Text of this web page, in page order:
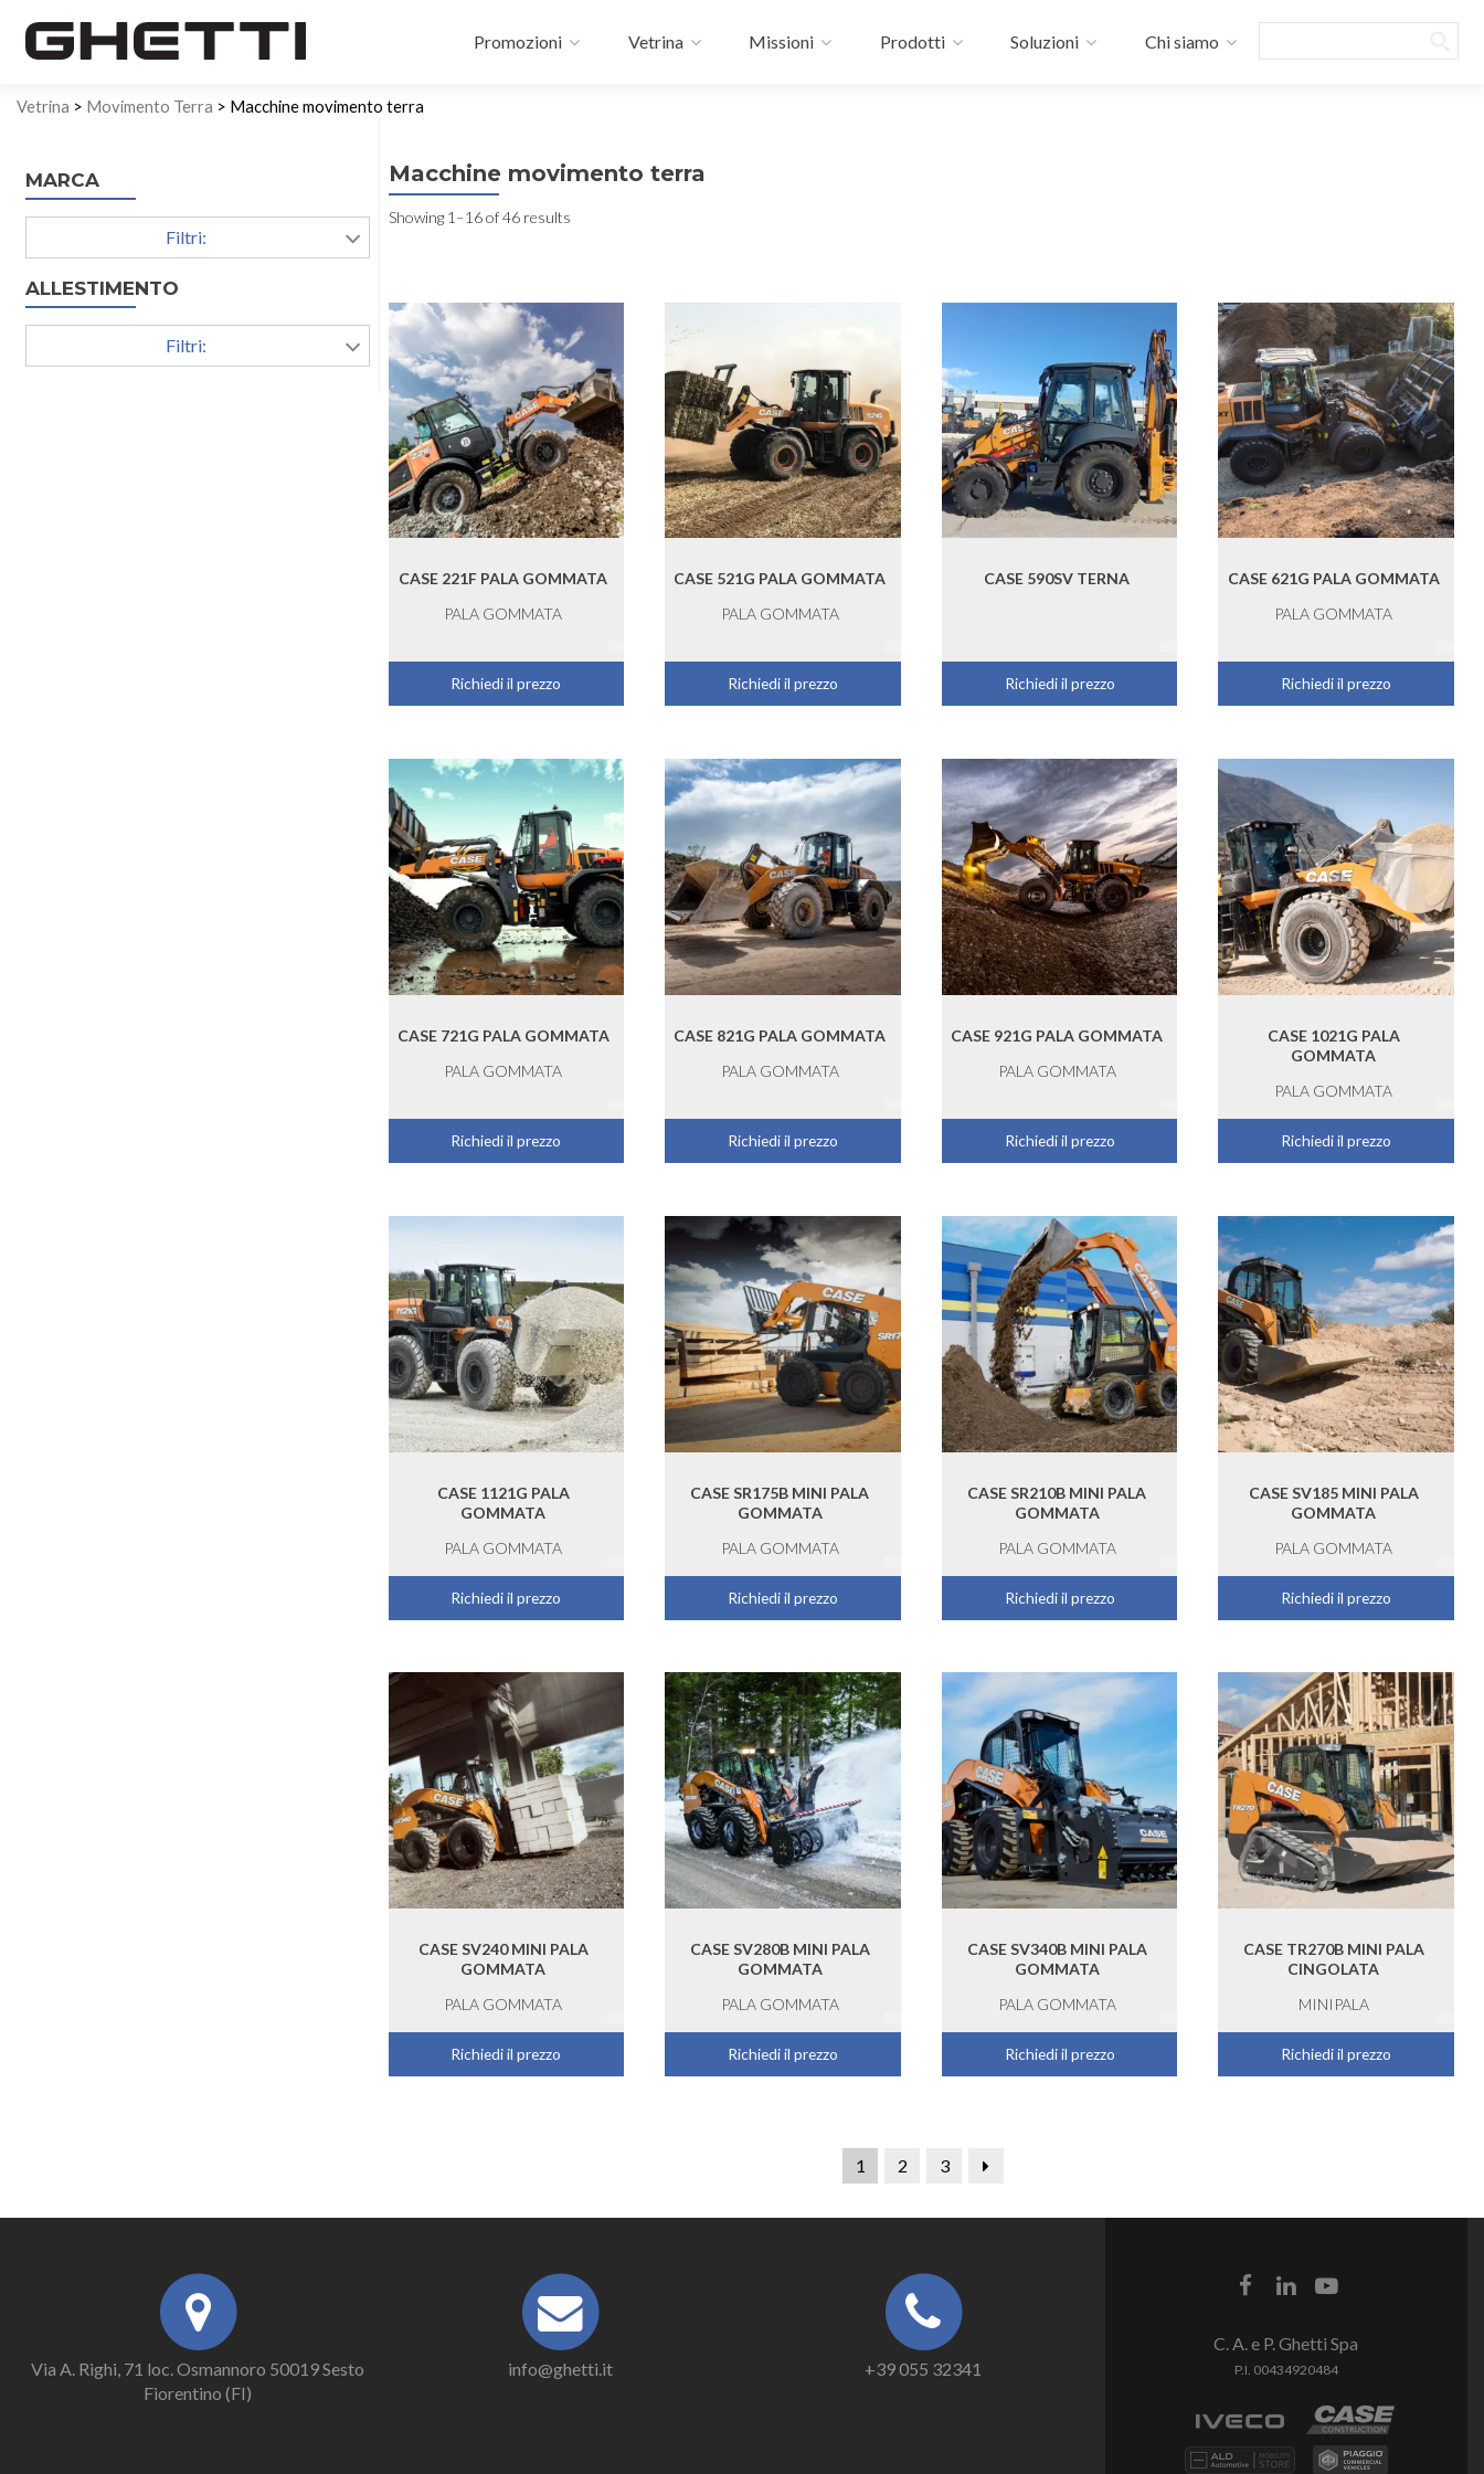
Promozioni Vetrina Missioni Prodotti Soluzioni Chi siamo
Vetrina > Movimento Terra > Macchine movimento terra
MARCA
Filtri:
ALLESTIMENTO
Filtri:
Macchine movimento terra
Showing 1–16 of 46 results
CASE 221F PALA GOMMATA
PALA GOMMATA
Richiedi il prezzo
CASE 521G PALA GOMMATA
PALA GOMMATA
Richiedi il prezzo
CASE 590SV TERNA
Richiedi il prezzo
CASE 621G PALA GOMMATA
PALA GOMMATA
Richiedi il prezzo
CASE 721G PALA GOMMATA
PALA GOMMATA
Richiedi il prezzo
CASE 821G PALA GOMMATA
PALA GOMMATA
Richiedi il prezzo
CASE 921G PALA GOMMATA
PALA GOMMATA
Richiedi il prezzo
CASE 1021G PALA
GOMMATA
PALA GOMMATA
Richiedi il prezzo
CASE 1121G PALA
GOMMATA
PALA GOMMATA
Richiedi il prezzo
CASE SR175B MINI PALA
GOMMATA
PALA GOMMATA
Richiedi il prezzo
CASE SR210B MINI PALA
GOMMATA
PALA GOMMATA
Richiedi il prezzo
CASE SV185 MINI PALA
GOMMATA
PALA GOMMATA
Richiedi il prezzo
CASE SV240 MINI PALA
GOMMATA
PALA GOMMATA
Richiedi il prezzo
CASE SV280B MINI PALA
GOMMATA
PALA GOMMATA
Richiedi il prezzo
CASE SV340B MINI PALA
GOMMATA
PALA GOMMATA
Richiedi il prezzo
CASE TR270B MINI PALA
CINGOLATA
MINIPALA
Richiedi il prezzo
1 2 3
Via A. Righi, 71 loc. Osmannoro 50019 Sesto
Fiorentino (FI)
info@ghetti.it +39 055 32341
C. A. e P. Ghetti Spa
P.I. 00434920484